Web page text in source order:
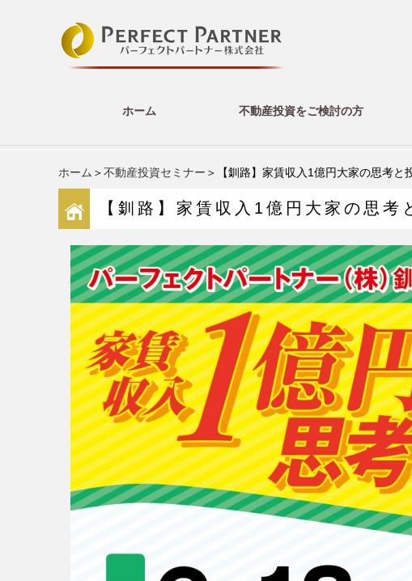
ホーム 不動産投資をご検討の方
ホーム ＞不動産投資セミナー ＞【釧路】家賃収入1億円大家の思考と
【釧路】家賃収入1億円大家の思考